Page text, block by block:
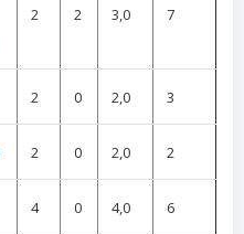
2 2 3,0 7
2 0 2,0 3
2 0 2,0 2
4 0 4,0 6